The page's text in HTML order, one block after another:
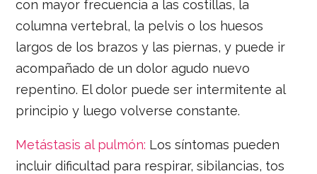
con mayor frecuencia a las costillas, la
columna vertebral, la pelvis o los huesos
largos de los brazos y las piernas, y puede ir
acompañado de un dolor agudo nuevo
repentino. El dolor puede ser intermitente al
principio y luego volverse constante.
Metástasis al pulmón: Los síntomas pueden
incluir dificultad para respirar, sibilancias, tos